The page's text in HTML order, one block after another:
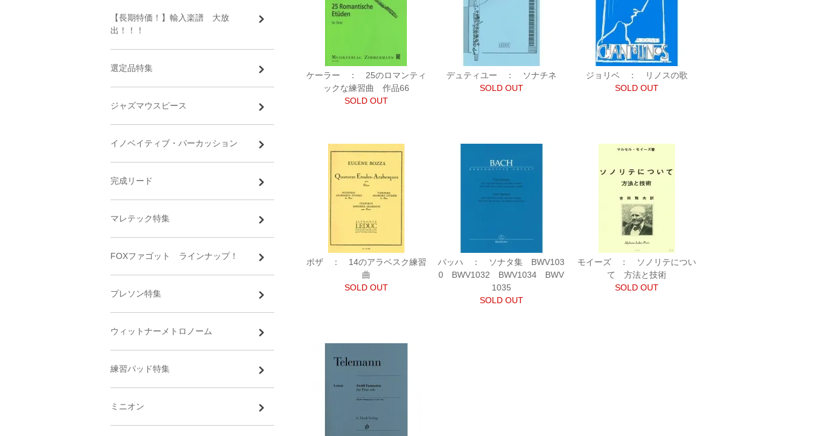
ケーラー ： 25のロマンティ
ックな練習曲 作品66
SOLD OUT
デュティユー ： ソナチネ
SOLD OUT
ジョリベ ： リノスの歌
SOLD OUT
ボザ ： 14のアラベスク練習
曲
SOLD OUT
バッハ ： ソナタ集 BWV103
0 BWV1032 BWV1034 BWV
1035
SOLD OUT
モイーズ ： ソノリテについ
て 方法と技術
SOLD OUT
【長期特価！】輸入楽譜 大放
出！！！
選定品特集
ジャズマウスピース
イノベイティブ・パーカッション
完成リード
マレテック特集
FOXファゴット ラインナップ！
プレソン特集
ウィットナーメトロノーム
練習パッド特集
ミニオン